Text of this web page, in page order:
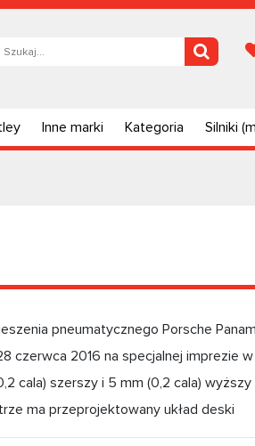
Inne marki Kategoria Silniki
pneumatycznego Porsche
czerwca 2016 na specjalnej imprezie w
cala) szerszy i 5 mm (0,2 cala) wyższy
ma przeprojektowany układ deski
zamontowany obrotomierz również